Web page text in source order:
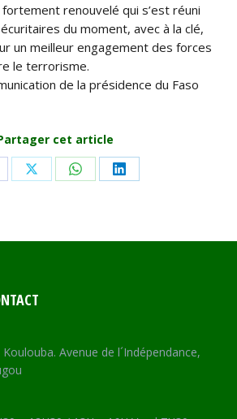
fortement renouvelé qui s’est réuni
du moment, avec à la clé,
un meilleur engagement des forces
le terrorisme.
de la présidence du Faso
cet article
Share Share Share
Avenue de l´Indépendance,